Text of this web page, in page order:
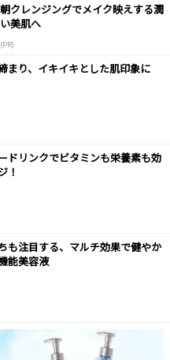
朝クレンジングでメイク映えする潤
い美肌へ
(PR)
まり、イキイキとした肌印象に
ドリンクでビタミンも栄養素も効
！
も注目する、マルチ効果で健やか
能美容液